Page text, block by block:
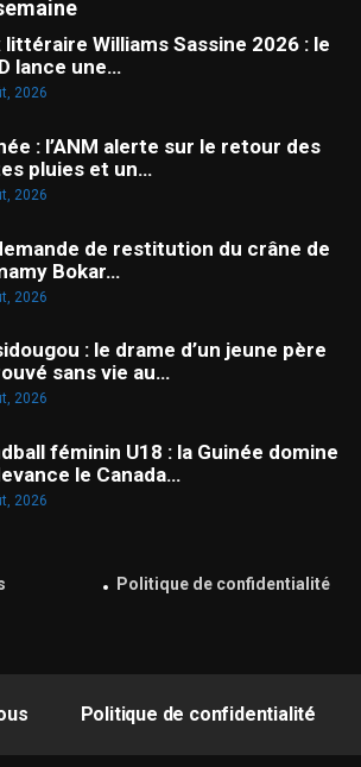
littéraire Williams Sassine 2026 : le
lance une…
2026
: l’ANM alerte sur le retour des
pluies et un…
2026
de restitution du crâne de
Bokar…
2026
: le drame d’un jeune père
sans vie au…
2026
féminin U18 : la Guinée domine
le Canada…
2026
Politique de confidentialité
Politique de confidentialité